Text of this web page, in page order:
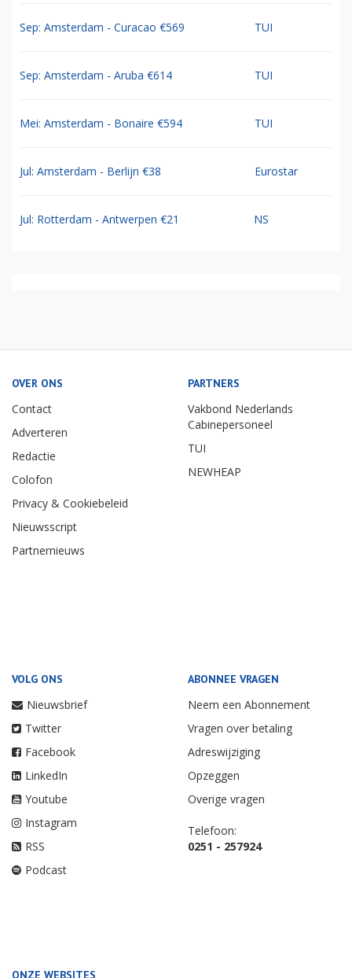
Sep: Amsterdam - Curacao €569 TUI
Sep: Amsterdam - Aruba €614 TUI
Mei: Amsterdam - Bonaire €594 TUI
Jul: Amsterdam - Berlijn €38 Eurostar
Jul: Rotterdam - Antwerpen €21 NS
OVER ONS
Contact
Adverteren
Redactie
Colofon
Privacy & Cookiebeleid
Nieuwsscript
Partnernieuws
PARTNERS
Vakbond Nederlands
Cabinepersoneel
TUI
NEWHEAP
VOLG ONS
Nieuwsbrief
Twitter
Facebook
LinkedIn
Youtube
Instagram
RSS
Podcast
ABONNEE VRAGEN
Neem een Abonnement
Vragen over betaling
Adreswijziging
Opzeggen
Overige vragen
Telefoon:
0251 - 257924
ONZE WEBSITES